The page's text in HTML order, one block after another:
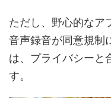
ただし、野心的なア
音声録音が同意規制
は、プライバシーと
す。